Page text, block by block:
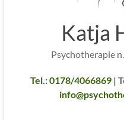
Katja
Psychotherapie
Tel.: 0178/4066869 |